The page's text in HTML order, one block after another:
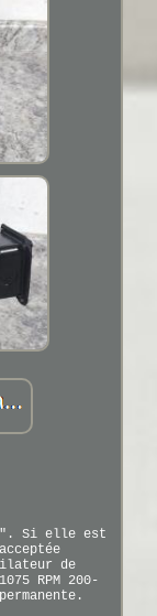
Si elle est
de
RPM 200-